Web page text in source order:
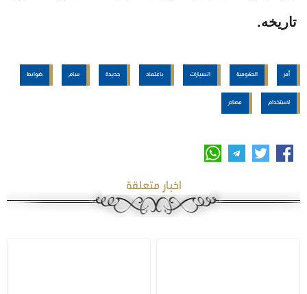
تاريخه.
أمر الحكومية السيارات باعتماد جديدة سام ضوابط
لاستخدام مصادر
اخبار متعلقة